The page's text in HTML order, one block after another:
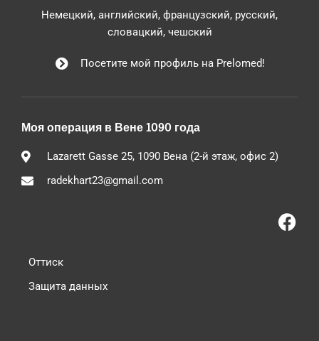
Немецкий, английский, французский, русский,
словацкий, чешский
Посетите мой профиль на Prelomed!
Моя операция в Вене 1090 года
Lazarett Gasse 25, 1090 Вена (2-й этаж, офис 2)
radekhart23@gmail.com
Оттиск
Защита данных